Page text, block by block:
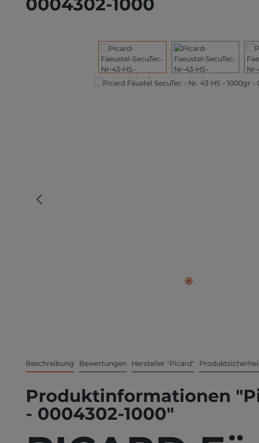
Bildergalerie überspringen
Beschreibung Bewertungen Hersteller "Picard"
Produktinformationen
- 0004302-1000"